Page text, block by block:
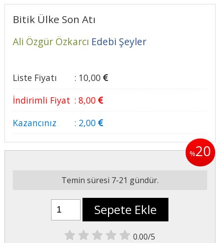
Bitik Ülke Son Atı
Ali Özgür Özkarcı Edebi Şeyler
Liste Fiyatı : 10,00
İndirimli Fiyat : 8,00
Kazancınız
: 2,00
%20
Temin süresi 7-21 gündür.
Sepete Ekle
0.00/5